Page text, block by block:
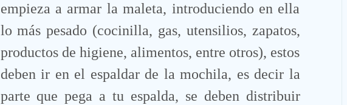
empieza a armar la maleta, introduciendo en ella
lo más pesado (cocinilla, gas, utensilios, zapatos,
productos de higiene, alimentos, entre otros), estos
deben ir en el espaldar de la mochila, es decir la
parte que pega a tu espalda, se deben distribuir